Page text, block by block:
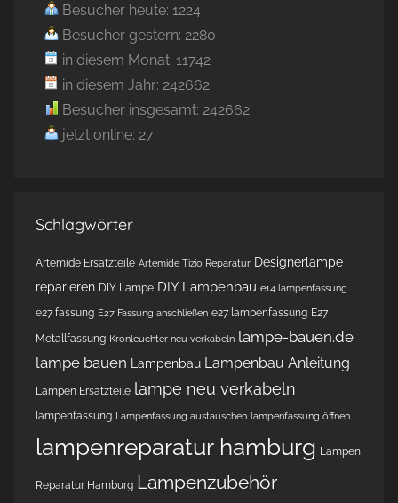
Besucher heute: 1224
Besucher gestern: 2280
in diesem Monat: 11742
in diesem Jahr: 242662
Besucher insgesamt: 242662
jetzt online: 27
Schlagwörter
Artemide Ersatzteile Artemide Tizio Reparatur Designerlampe
reparieren DIY Lampe DIY Lampenbau e14 lampenfassung
e27 fassung E27 Fassung anschließen e27 lampenfassung E27
Metallfassung Kronleuchter neu verkabeln lampe-bauen.de
lampe bauen
Lampenbau Lampenbau Anleitung
Lampen Ersatzteile lampe neu verkabeln
lampenfassung Lampenfassung austauschen lampenfassung öffnen
lampenreparatur hamburg Lampen
Reparatur Hamburg Lampenzubehör